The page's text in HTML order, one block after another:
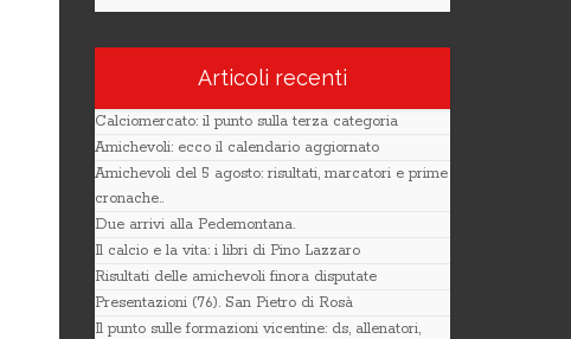
Articoli recenti
Calciomercato: il punto sulla terza categoria
Amichevoli: ecco il calendario aggiornato
Amichevoli del 5 agosto: risultati, marcatori e prime
cronache..
Due arrivi alla Pedemontana.
Il calcio e la vita: i libri di Pino Lazzaro
Risultati delle amichevoli finora disputate
Presentazioni (76). San Pietro di Rosà
Il punto sulle formazioni vicentine: ds, allenatori,